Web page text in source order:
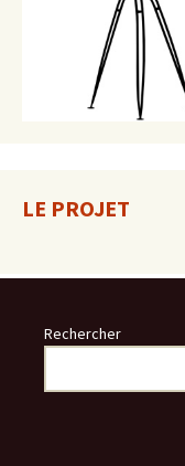
LE PROJET
Rechercher